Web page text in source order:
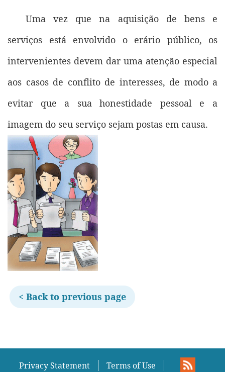
Uma vez que na aquisição de bens e
serviços está envolvido o erário público, os
intervenientes devem dar uma atenção especial
aos casos de conflito de interesses, de modo a
evitar que a sua honestidade pessoal e a
imagem do seu serviço sejam postas em causa.
< Back to previous page
Privacy Statement Terms of Use